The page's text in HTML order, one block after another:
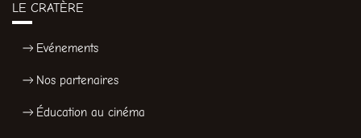
LE CRATÈRE
Evénements
Nos partenaires
Éducation au cinéma